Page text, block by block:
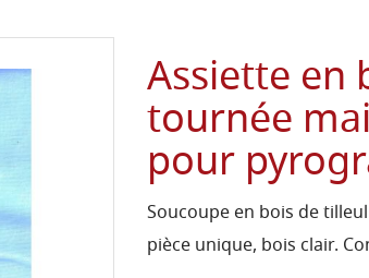
Assiette en
tournée
pour
Soucoupe en bois de
pièce unique, bois clair.